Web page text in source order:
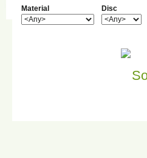
Material Disc